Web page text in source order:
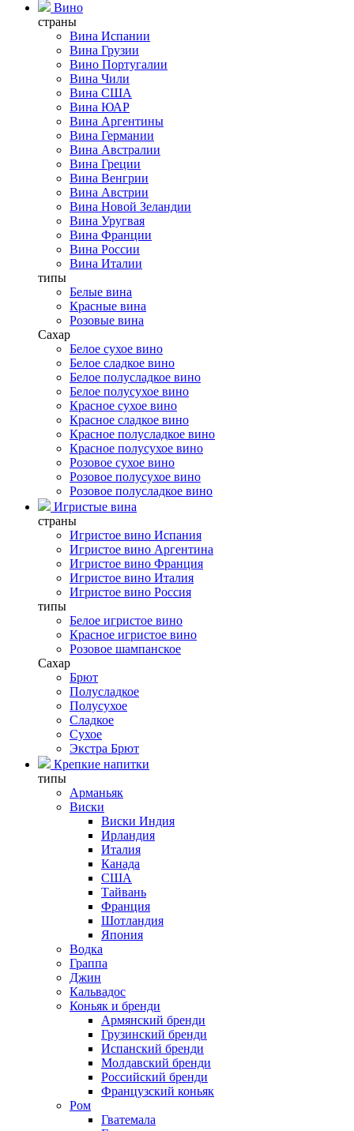
Вино
страны
Вина Испании
Вина Грузии
Вино Португалии
Вина Чили
Вина США
Вина ЮАР
Вина Аргентины
Вина Германии
Вина Австралии
Вина Греции
Вина Венгрии
Вина Австрии
Вина Новой Зеландии
Вина Уругвая
Вина Франции
Вина России
Вина Италии
типы
Белые вина
Красные вина
Розовые вина
Сахар
Белое сухое вино
Белое сладкое вино
Белое полусладкое вино
Белое полусухое вино
Красное сухое вино
Красное сладкое вино
Красное полусладкое вино
Красное полусухое вино
Розовое сухое вино
Розовое полусухое вино
Розовое полусладкое вино
Игристые вина
страны
Игристое вино Испания
Игристое вино Аргентина
Игристое вино Франция
Игристое вино Италия
Игристое вино Россия
типы
Белое игристое вино
Красное игристое вино
Розовое шампанское
Сахар
Брют
Полусладкое
Полусухое
Сладкое
Сухое
Экстра Брют
Крепкие напитки
типы
Арманьяк
Виски
Виски Индия
Ирландия
Италия
Канада
США
Тайвань
Франция
Шотландия
Япония
Водка
Граппа
Джин
Кальвадос
Коньяк и бренди
Армянский бренди
Грузинский бренди
Испанский бренди
Молдавский бренди
Российский бренди
Французский коньяк
Ром
Гватемала